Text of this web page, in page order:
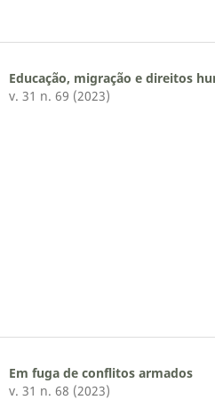
Educação, migração e direitos
v. 31 n. 69 (2023)
Em fuga de conflitos armados
v. 31 n. 68 (2023)